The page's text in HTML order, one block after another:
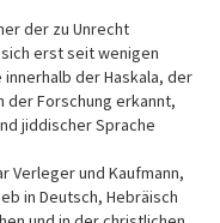
der zu Unrecht
erst seit wenigen
der Haskala, der
der Forschung erkannt,
jiddischer Sprache
Verleger und Kaufmann,
in Deutsch, Hebräisch